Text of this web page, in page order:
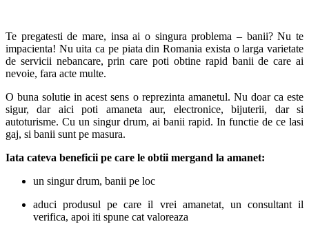
Te pregatesti de mare, insa ai o singura problema – banii? Nu te
impacienta! Nu uita ca pe piata din Romania exista o larga varietate
de servicii nebancare, prin care poti obtine rapid banii de care ai
nevoie, fara acte multe.
O buna solutie in acest sens o reprezinta amanetul. Nu doar ca este
sigur, dar aici poti amaneta aur, electronice, bijuterii, dar si
autoturisme. Cu un singur drum, ai banii rapid. In functie de ce lasi
gaj, si banii sunt pe masura.
Iata cateva beneficii pe care le obtii mergand la amanet:
un singur drum, banii pe loc
aduci produsul pe care il vrei amanetat, un consultant il
verifica, apoi iti spune cat valoreaza